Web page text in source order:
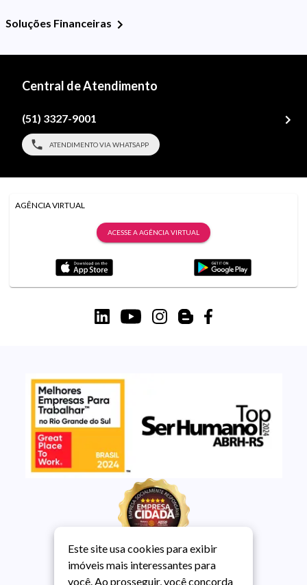
Soluções Financeiras
Central de Atendimento
(51) 3327-9001
ATENDIMENTO VIA WHATSAPP
AGÊNCIA VIRTUAL
ACESSE A AGÊNCIA VIRTUAL
Este site usa cookies para exibir
imóveis mais interessantes para
você. Ao prosseguir, você concorda